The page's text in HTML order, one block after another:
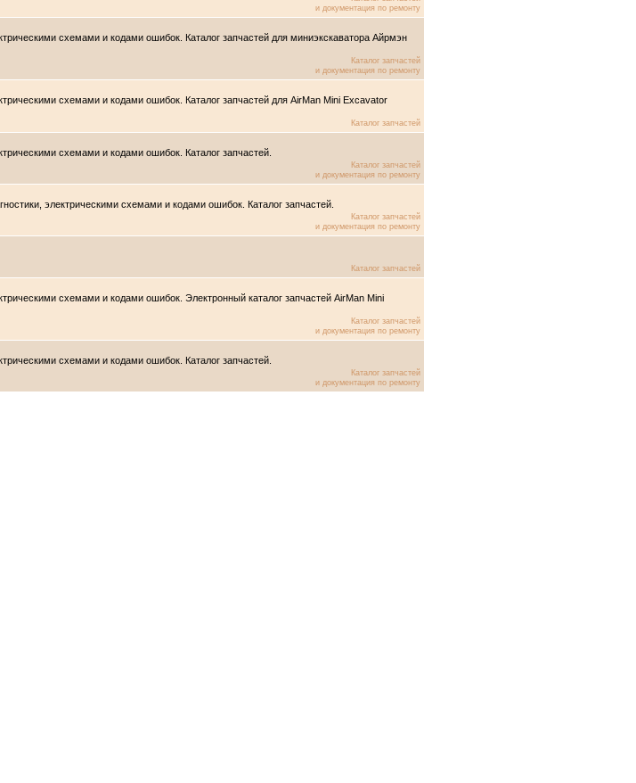
и документация по ремонту
схемами и кодами ошибок. Каталог запчастей для миниэкскаватора Айрмэн
Каталог запчастей
и документация по ремонту
схемами и кодами ошибок. Каталог запчастей для AirMan Mini Excavator
Каталог запчастей
схемами и кодами ошибок. Каталог запчастей.
Каталог запчастей
и документация по ремонту
электрическими схемами и кодами ошибок. Каталог запчастей.
Каталог запчастей
и документация по ремонту
Каталог запчастей
схемами и кодами ошибок. Электронный каталог запчастей AirMan Mini
Каталог запчастей
и документация по ремонту
схемами и кодами ошибок. Каталог запчастей.
Каталог запчастей
и документация по ремонту